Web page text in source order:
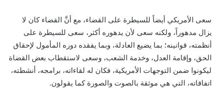
سعى الأمريكي أيضاً للسيطرة على القضاء، مع أنَّ القضاء كان لا
يزال مدهوراً، ولكنه سعى لأن يدهوره أكثر، سعى للسيطرة على
أنظمته، قوانينه؛ بما يضيع العادلة، وبما يفقده دوره المأمول لإحقاق
الحق، وإقامة العدل، وخدمة الشعب، وسعى لاستقطاب بعض القضاة
ليكونوا ضمن التوجهات الأمريكية، فكان له لقاءاته، برامجه، أنشطته،
اتفاقاته، التي هي موثقة بالصوت والصورة كما يقولون.